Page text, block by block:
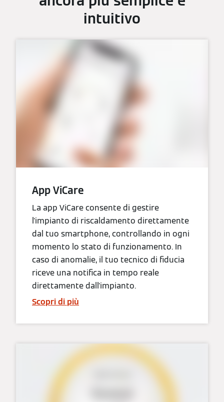
intuitivo
App ViCare
La app ViCare consente di gestire
l'impianto di riscaldamento direttamente
dal tuo smartphone, controllando in ogni
momento lo stato di funzionamento. In
caso di anomalie, il tuo tecnico di fiducia
riceve una notifica in tempo reale
direttamente dall'impianto.
Scopri di più